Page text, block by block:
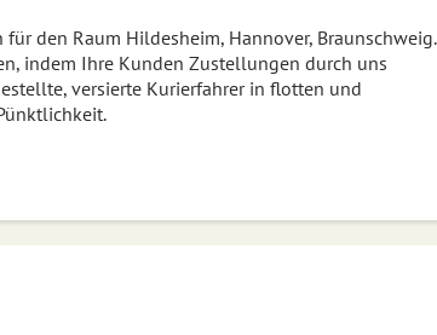
für den Raum Hildesheim, Hannover, Braunschweig.
indem Ihre Kunden Zustellungen durch uns
versierte Kurierfahrer in flotten und